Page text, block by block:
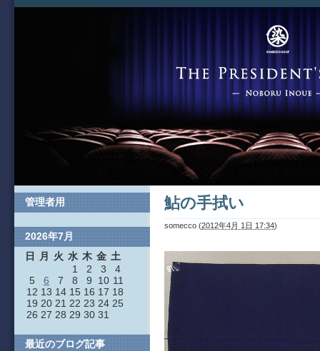
鮎の手拭い
somecco (2012年4月 1日 17:34)
管理者用
2026年7月
日
月 火 水 木 金 土
1
2 3
4
5
6 7 8 9 10 11
12 13 14 15 16 17 18
19 20 21 22 23 24 25
26 27 28 29 30 31
最近のブログ記事